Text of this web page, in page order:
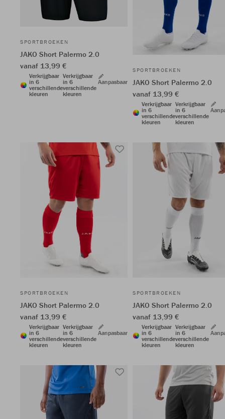
SPORTBROEKEN
JAKO Short Palermo 2.0
vanaf 13,99 €
Verkrijgbaar
in 6
verschillende
kleuren
Verkrijgbaar
in 6
verschillende
kleuren
Aanpasbaar
SPORTBROEKEN
JAKO Short Palermo 2.0
vanaf 13,99 €
Verkrijgbaar
in 6
verschillende
kleuren
Verkrijgbaar
in 6
verschillende
kleuren
SPORTBROEKEN
JAKO Short Palermo 2.0
vanaf 13,99 €
Verkrijgbaar
in 6
verschillende
kleuren
Verkrijgbaar
in 6
verschillende
kleuren
Aanpasbaar
SPORTBROEKEN
JAKO Short Palermo 2.0
vanaf 13,99 €
Verkrijgbaar
in 6
verschillende
kleuren
Verkrijgbaar
in 6
verschillende
kleuren